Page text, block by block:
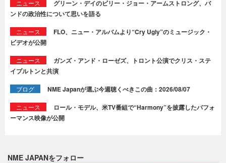
ニュース
グリーン・デイのビリー・ジョー・アームストロング、バ
ンドの政治性について思いを語る
ニュース
FLO、ニュー・アルバムより“Cry Ugly”のミュージック・
ビデオが公開
ニュース
ガンズ・アンド・ローゼズ、トロント公演でクリス・ステ
イプルトンと共演
ブログ NME Japanが選ぶ今週聴くべきこの曲：2026/08/07
ニュース
ロール・モデル、米TV番組で“Harmony”を披露したパフォ
ーマンス映像が公開
NME JAPANをフォロー